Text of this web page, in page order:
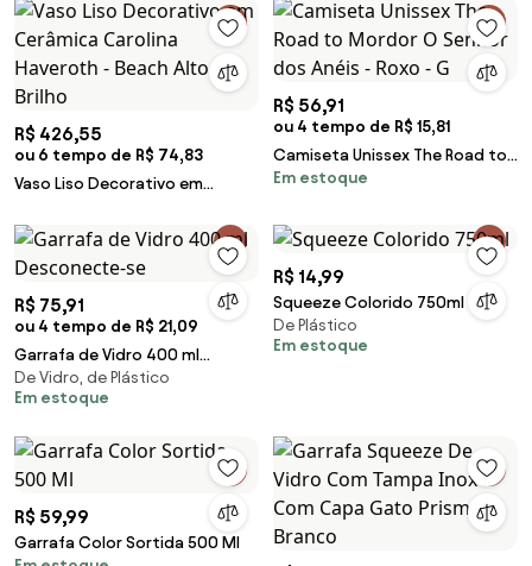
R$ 426,55
ou 6 tempo de R$ 74,83
Vaso Liso Decorativo em
Beach Alto Brilho
R$ 56,91
ou 4 tempo de R$ 15,81
Camiseta Unissex The Road to
Mordor O Senhor dos Anéis -
Em estoque
R$ 75,91
ou 4 tempo de R$ 21,09
Garrafa de Vidro 400 ml
Desconecte-se
De Vidro, de Plástico
Em estoque
R$ 14,99
Squeeze Colorido 750ml
De Plástico
Em estoque
R$ 59,99
Garrafa Color Sortida 500 Ml